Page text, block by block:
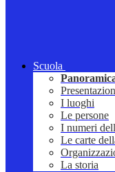
Scuola
I luoghi
Le persone
I numeri
Le carte
La storia